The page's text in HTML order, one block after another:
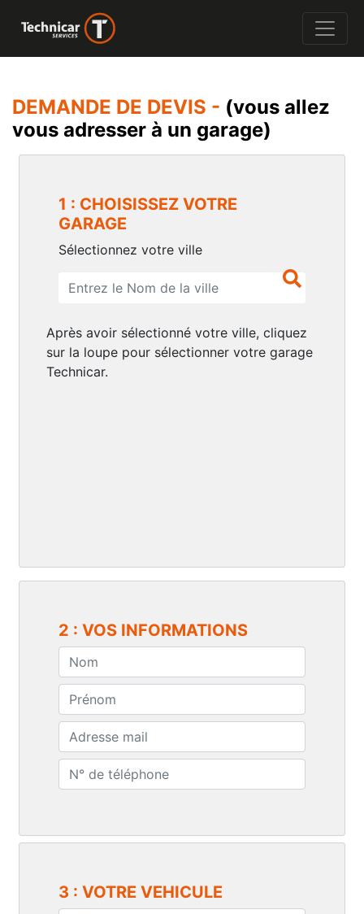
DEMANDE DE DEVIS - (vous allez
vous adresser à un garage)
1 : CHOISISSEZ VOTRE
GARAGE
Sélectionnez votre ville
Après avoir sélectionné votre ville, cliquez
sur la loupe pour sélectionner votre garage
Technicar.
2 : VOS INFORMATIONS
3 : VOTRE VEHICULE